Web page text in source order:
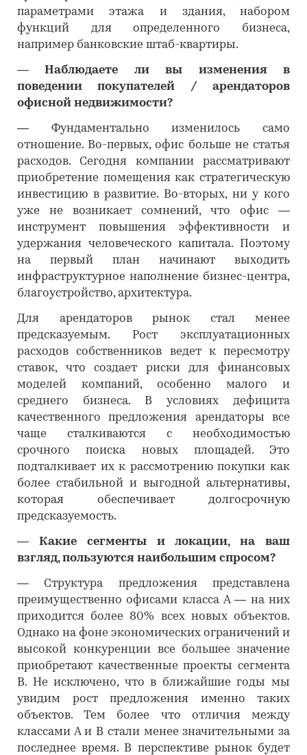
параметрами этажа и здания, набором
функций для определенного бизнеса,
например банковские штаб-квартиры.
―Наблюдаете ли вы изменения в
поведении покупателей / арендаторов
офисной недвижимости?
― Фундаментально изменилось само
отношение. Во-первых, офис больше не статья
расходов. Сегодня компании рассматривают
приобретение помещения как стратегическую
инвестицию в развитие. Во-вторых, ни у кого
уже не возникает сомнений, что офис —
инструмент повышения эффективности и
удержания человеческого капитала. Поэтому
на первый план начинают выходить
инфраструктурное наполнение бизнес-центра,
благоустройство, архитектура.
Для арендаторов рынок стал менее
предсказуемым. Рост эксплуатационных
расходов собственников ведет к пересмотру
ставок, что создает риски для финансовых
моделей компаний, особенно малого и
среднего бизнеса. В условиях дефицита
качественного предложения арендаторы все
чаще сталкиваются с необходимостью
срочного поиска новых площадей. Это
подталкивает их к рассмотрению покупки как
более стабильной и выгодной альтернативы,
которая обеспечивает долгосрочную
предсказуемость.
― Какие сегменты и локации, на ваш
взгляд, пользуются наибольшим спросом?
―Структура предложения представлена
преимущественно офисами класса A — на них
приходится более 80% всех новых объектов.
Однако на фоне экономических ограничений и
высокой конкуренции все большее значение
приобретают качественные проекты сегмента
B. Не исключено, что в ближайшие годы мы
увидим рост предложения именно таких
объектов. Тем более что отличия между
классами А и В стали менее значительными за
последнее время. В перспективе рынок будет